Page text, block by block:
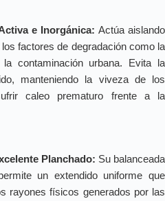
e Inorgánica: Actúa aislando
factores de degradación como la
contaminación urbana. Evita la
manteniendo la viveza de los
caleo prematuro frente a la
Planchado: Su balanceada
un extendido uniforme que
rayones físicos generados por las